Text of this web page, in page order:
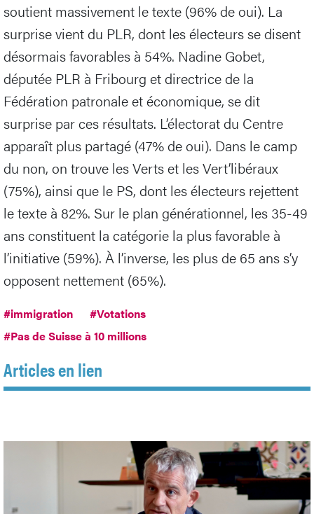
soutient massivement le texte (96% de oui). La
surprise vient du PLR, dont les électeurs se disent
désormais favorables à 54%. Nadine Gobet,
députée PLR à Fribourg et directrice de la
Fédération patronale et économique, se dit
surprise par ces résultats. L’électorat du Centre
apparaît plus partagé (47% de oui). Dans le camp
du non, on trouve les Verts et les Vert’libéraux
(75%), ainsi que le PS, dont les électeurs rejettent
le texte à 82%. Sur le plan générationnel, les 35-49
ans constituent la catégorie la plus favorable à
l’initiative (59%). À l’inverse, les plus de 65 ans s’y
opposent nettement (65%).
#immigration
#Votations
#Pas de Suisse à 10 millions
Articles en lien